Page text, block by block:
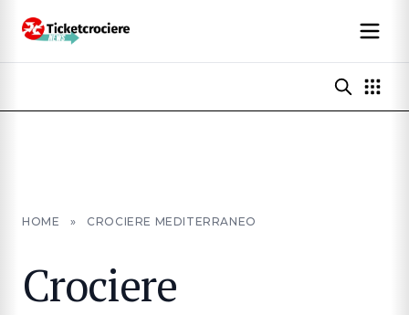
HOME » CROCIERE MEDITERRANEO
Crociere